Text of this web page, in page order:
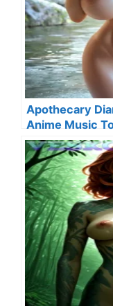
Apothecary
Anime Music
Lolicon